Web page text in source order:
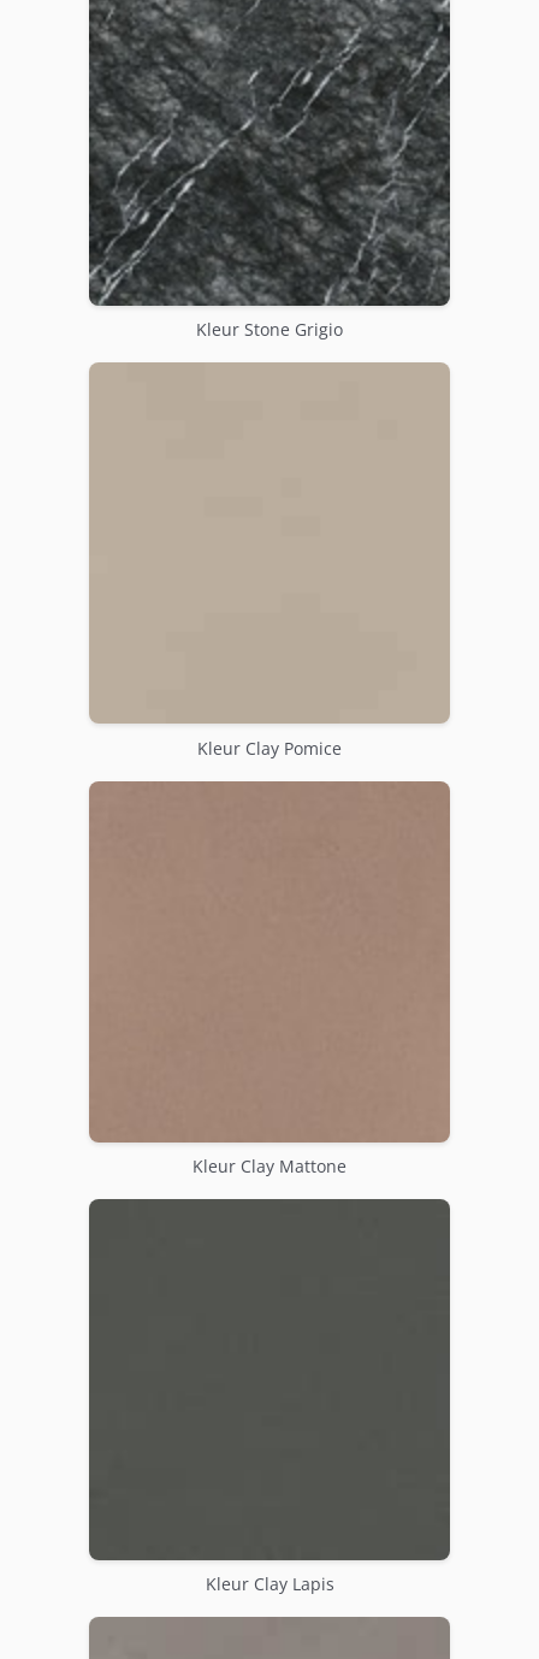
Kleur Stone Grigio
Kleur Clay Pomice
Kleur Clay Mattone
Kleur Clay Lapis